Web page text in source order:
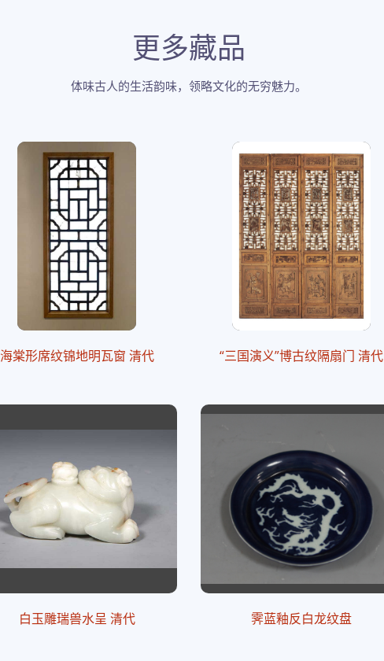
更多藏品
体味古人的生活韵味，领略文化的无穷魅力。
海棠形席纹锦地明瓦窗 清代 “三国演义”博古纹隔扇门 清代
白玉雕瑞兽水呈 清代 霁蓝釉反白龙纹盘